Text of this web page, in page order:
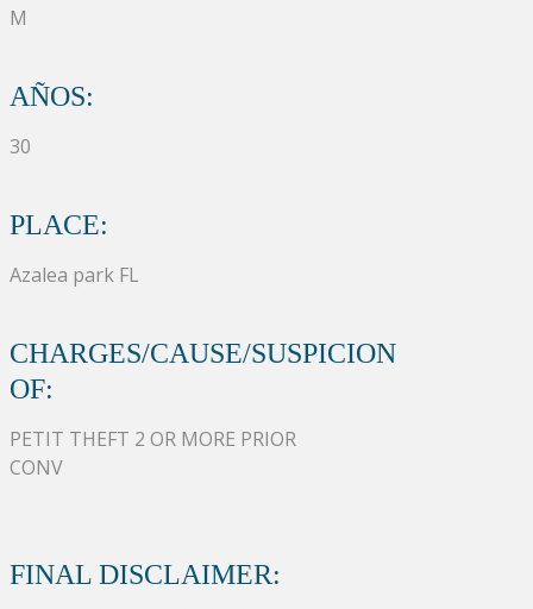
M
AÑOS:
30
PLACE:
Azalea park FL
CHARGES/CAUSE/SUSPICION
OF:
PETIT THEFT 2 OR MORE PRIOR
CONV
FINAL DISCLAIMER: